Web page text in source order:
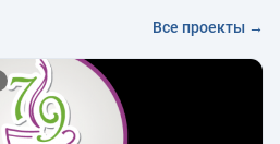
Все проекты →